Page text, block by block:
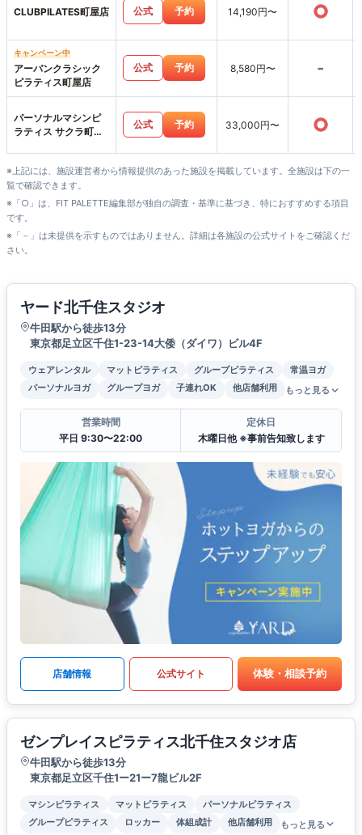
CLUBPILATES町屋店 公式 予約 14,190円〜 ○
キャンペーン中
アーバンクラシック
ピラティス町屋店
公式 予約 8,580円〜 -
パーソナルマシンピ
ラティス サクラ町屋
公式 予約 33,000円〜 ○
※上記には、施設運営者から情報提供のあった施設を掲載しています。全施設は下の一
覧で確認できます。
※「○」は、FIT PALETTE編集部が独自の調査・基準に基づき、特におすすめする項目
です。
※「－」は未提供を示すものではありません。詳細は各施設の公式サイトをご確認くだ
さい。
ヤード北千住スタジオ
牛田駅から徒歩13分
東京都足立区千住1-23-14大倭（ダイワ）ビル4F
ウェアレンタル マットピラティス グループピラティス
常温ヨガ
パーソナルヨガ
グループヨガ 子連れOK 他店舗利用 もっと見る
営業時間
平日 9:30〜22:00
定休日
木曜日他 ※事前告知致します
店舗情報 公式サイト 体験・相談予約
ゼンプレイスピラティス北千住スタジオ店
牛田駅から徒歩13分
東京都足立区千住1ー21ー7龍ビル2F
マシンピラティス マットピラティス
パーソナルピラティス
グループピラティス
ロッカー 体組成計 他店舗利用 もっと見る